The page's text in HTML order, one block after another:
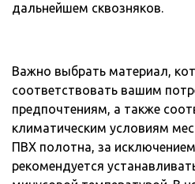
дальнейшем сквозняков.
Важно выбрать материал,
соответствовать вашим
предпочтениям, а также
климатическим условиям
ПВХ полотна, за
рекомендуется